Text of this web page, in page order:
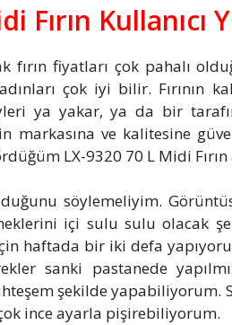
Fırın Kullanıcı
fırın fiyatları çok pahalı
çok iyi bilir. Fırının
ya yakar, ya da bir
markasına ve kalitesine
LX-9320 70 L Midi Fırın
söylemeliyim.
içi sulu sulu olacak
haftada bir iki defa
sanki pastanede
şekilde yapabiliyorum.
ince ayarla pişirebiliyorum.